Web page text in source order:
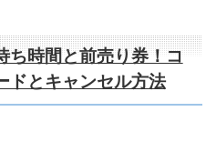
ち時間と前売り券！コ
ドとキャンセル方法